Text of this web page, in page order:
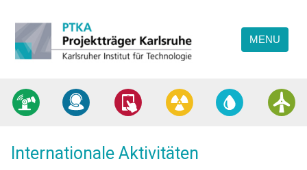
zum
Inhalt
(Eingabetaste)
zum
Hauptmenu
(Eingabetaste)
Suche
(Eingabetaste)
Projektträger
Karlsruhe
MENU
Internationale Aktivitäten